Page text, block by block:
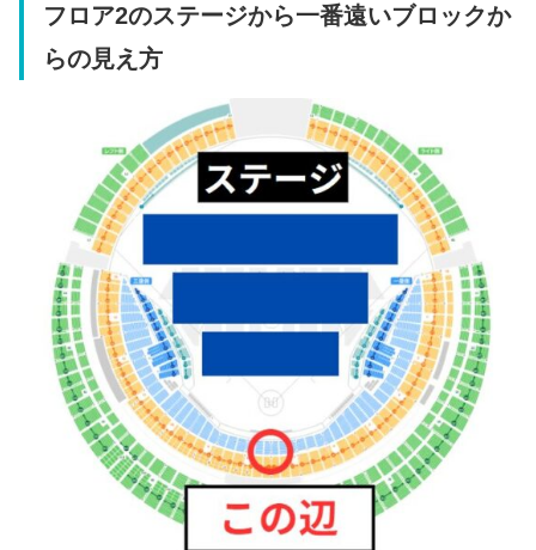
フロア2のステージから一番遠いブロックか
らの見え方